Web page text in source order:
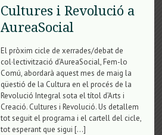
Cultures i Revolució a
AureaSocial
El pròxim cicle de xerrades/debat de
col·lectivització d’AureaSocial, Fem-lo
Comú, abordarà aquest mes de maig la
qüestió de la Cultura en el procés de la
Revolució Integral sota el títol d’Arts i
Creació. Cultures i Revolució. Us detallem
tot seguit el programa i el cartell del cicle,
tot esperant que sigui […]